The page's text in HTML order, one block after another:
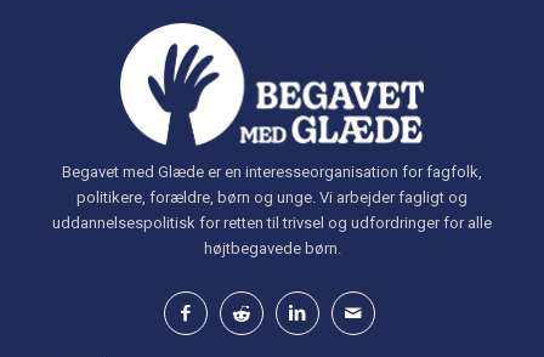
Begavet med Glæde er en interesseorganisation for fagfolk,
politikere, forældre, børn og unge. Vi arbejder fagligt og
uddannelsespolitisk for retten til trivsel og udfordringer for alle
højtbegavede børn.